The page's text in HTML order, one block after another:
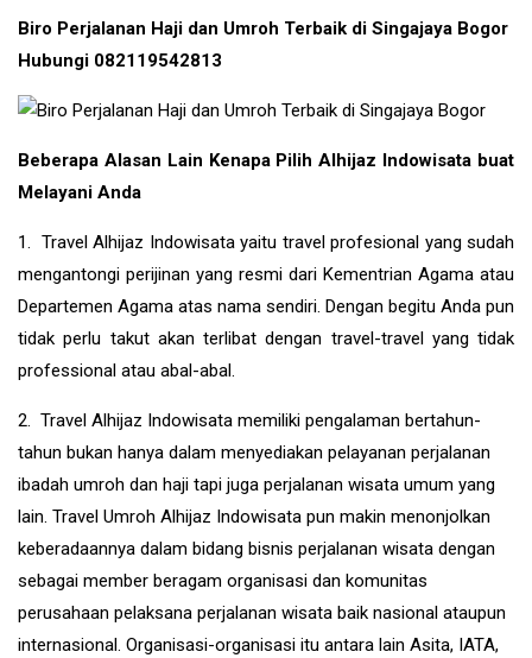
Biro Perjalanan Haji dan Umroh Terbaik di Singajaya Bogor
Hubungi 082119542813
Beberapa Alasan Lain Kenapa Pilih Alhijaz Indowisata buat
Melayani Anda
1. Travel Alhijaz Indowisata yaitu travel profesional yang sudah
mengantongi perijinan yang resmi dari Kementrian Agama atau
Departemen Agama atas nama sendiri. Dengan begitu Anda pun
tidak perlu takut akan terlibat dengan travel-travel yang tidak
professional atau abal-abal.
2. Travel Alhijaz Indowisata memiliki pengalaman bertahun-
tahun bukan hanya dalam menyediakan pelayanan perjalanan
ibadah umroh dan haji tapi juga perjalanan wisata umum yang
lain. Travel Umroh Alhijaz Indowisata pun makin menonjolkan
keberadaannya dalam bidang bisnis perjalanan wisata dengan
sebagai member beragam organisasi dan komunitas
perusahaan pelaksana perjalanan wisata baik nasional ataupun
internasional. Organisasi-organisasi itu antara lain Asita, IATA,